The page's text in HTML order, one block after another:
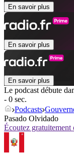
En savoir plus
En savoir plus
En savoir plus
Le podcast débute
- 0 sec.
Podcasts
Pasado Olvidado
Écoutez gratuitement